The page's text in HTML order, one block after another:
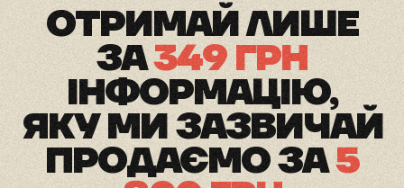
ОТРИМАЙ ЛИШЕ
ЗА349 ГРН
ІНФОРМАЦІЮ,
ЯКУ МИ ЗАЗВИЧАЙ
ПРОДАЄМО ЗА5